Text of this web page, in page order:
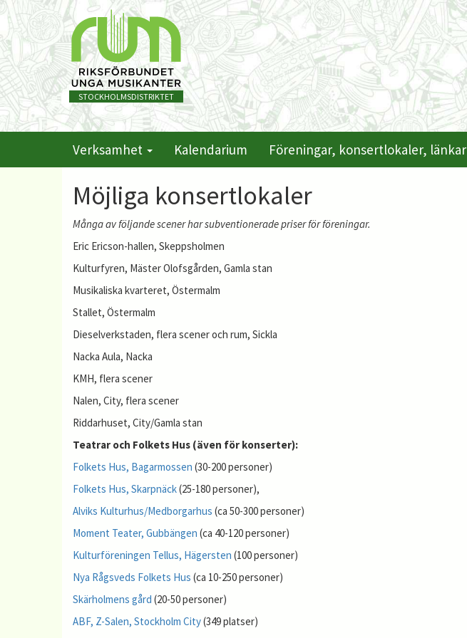
STOCKHOLMSDISTRIKTET
Verksamhet Kalendarium Föreningar, konsertlokaler, länkar
Möjliga konsertlokaler
Många av följande scener har subventionerade priser för föreningar.
Eric Ericson-hallen, Skeppsholmen
Kulturfyren, Mäster Olofsgården, Gamla stan
Musikaliska kvarteret, Östermalm
Stallet, Östermalm
Dieselverkstaden, flera scener och rum, Sickla
Nacka Aula, Nacka
KMH, flera scener
Nalen, City, flera scener
Riddarhuset, City/Gamla stan
Teatrar och Folkets Hus (även för konserter):
Folkets Hus, Bagarmossen (30-200 personer)
Folkets Hus, Skarpnäck(25-180 personer),
Alviks Kulturhus/Medborgarhus (ca 50-300 personer)
Moment Teater, Gubbängen (ca 40-120 personer)
Kulturföreningen Tellus, Hägersten (100 personer)
Nya Rågsveds Folkets Hus (ca 10-250 personer)
Skärholmens gård (20-50 personer)
ABF, Z-Salen, Stockholm City(349 platser)